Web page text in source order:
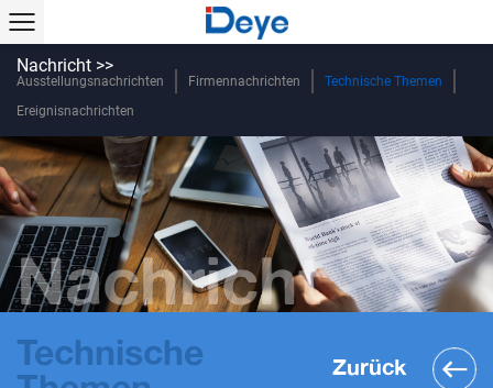
Nachricht >>
Ausstellungsnachrichten Firmennachrichten
Technische Themen
Ereignisnachrichten
Nachricht
Technische
Zurück